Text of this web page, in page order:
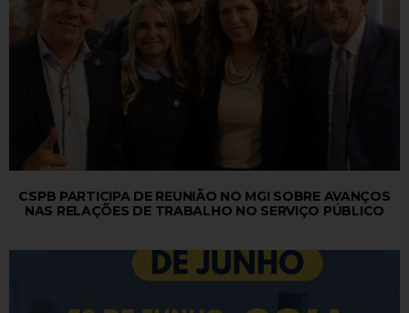
CSPB PARTICIPA DE REUNIÃO NO MGI SOBRE AVANÇOS
NAS RELAÇÕES DE TRABALHO NO SERVIÇO PÚBLICO